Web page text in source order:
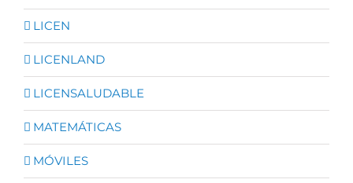
LICEN
LICENLAND
LICENSALUDABLE
MATEMÁTICAS
MÓVILES